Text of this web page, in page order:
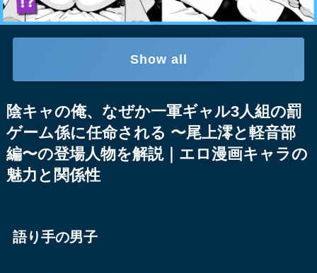
Show all
陰キャの俺、なぜか一軍ギャル3人組の罰
ゲーム係に任命される 〜尾上澪と軽音部
編〜の登場人物を解説｜エロ漫画キャラの
魅力と関係性
語り手の男子